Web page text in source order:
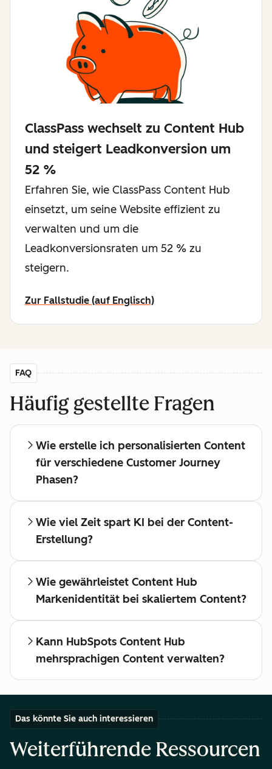
ClassPass wechselt zu Content Hub
und steigert Leadkonversion um
52 %
Erfahren Sie, wie ClassPass Content Hub
einsetzt, um seine Website effizient zu
verwalten und um die
Leadkonversionsraten um 52 % zu
steigern.
Zur Fallstudie (auf Englisch)
FAQ
Häufig gestellte Fragen
Wie erstelle ich personalisierten Content
für verschiedene Customer Journey
Phasen?
Wie viel Zeit spart KI bei der Content-
Erstellung?
Wie gewährleistet Content Hub
Markenidentität bei skaliertem Content?
Kann HubSpots Content Hub
mehrsprachigen Content verwalten?
Das könnte Sie auch interessieren
Weiterführende Ressourcen